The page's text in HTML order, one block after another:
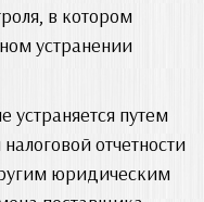
в котором
устранении
путем
отчетности
юридическим